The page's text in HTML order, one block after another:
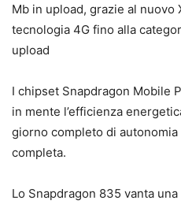
Mb in upload, grazie al nuovo
tecnologia 4G fino alla
upload
I chipset Snapdragon Mobile
in mente l’efficienza
giorno completo di
completa.
Lo Snapdragon 835 vanta